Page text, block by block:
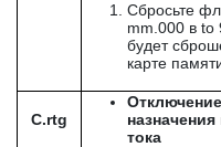
Сбросьте
mm.000 в to
будет
карте
C.rtg
тока